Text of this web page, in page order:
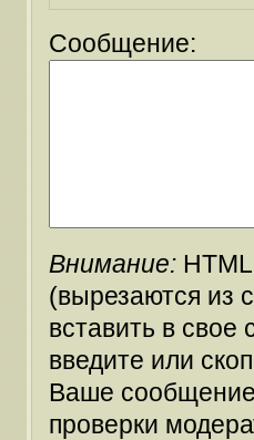
Сообщение:
Внимание:
(вырезаются из
вставить в
введите или
Ваше
проверки